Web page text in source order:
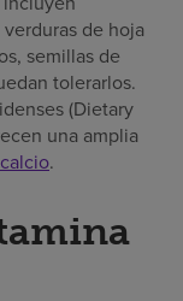
de hoja
semillas de
tolerarlos.
(Dietary
una amplia
.